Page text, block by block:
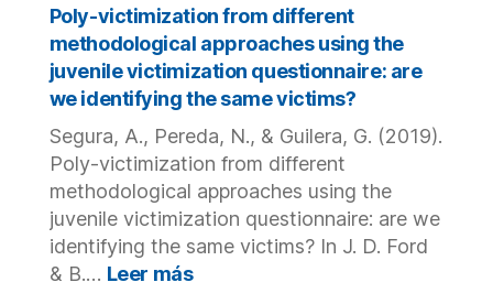
e
intervención
con
víctimas
menores
de
edad
desde
la
perspectiva
de
la
Poly-victimization from different
methodological approaches using the
juvenile victimization questionnaire: are
we identifying the same victims?
Segura, A., Pereda, N., & Guilera, G. (2019).
Poly-victimization from different
methodological approaches using the
juvenile victimization questionnaire: are we
identifying the same victims? In J. D. Ford
& B.… Leer más: